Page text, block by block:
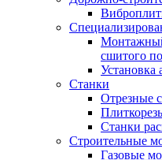
сшитого
Установка
Станки
Отрезные
Станки
Строительные
Газовые